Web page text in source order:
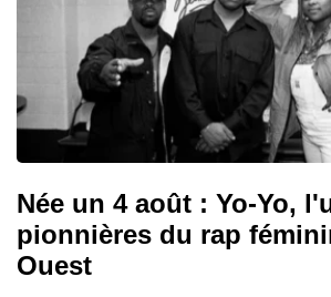
Née un 4 août : Yo-Yo,
pionnières du rap
Ouest